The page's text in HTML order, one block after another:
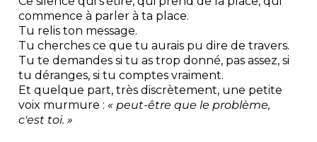
commence à parler à ta place.
Tu relis ton message.
Tu cherches ce que tu aurais pu dire de travers.
Tu te demandes si tu as trop donné, pas assez, si
tu déranges, si tu comptes vraiment.
Et quelque part, très discrètement, une petite
voix murmure : « peut-être que le problème,
c'est toi. »